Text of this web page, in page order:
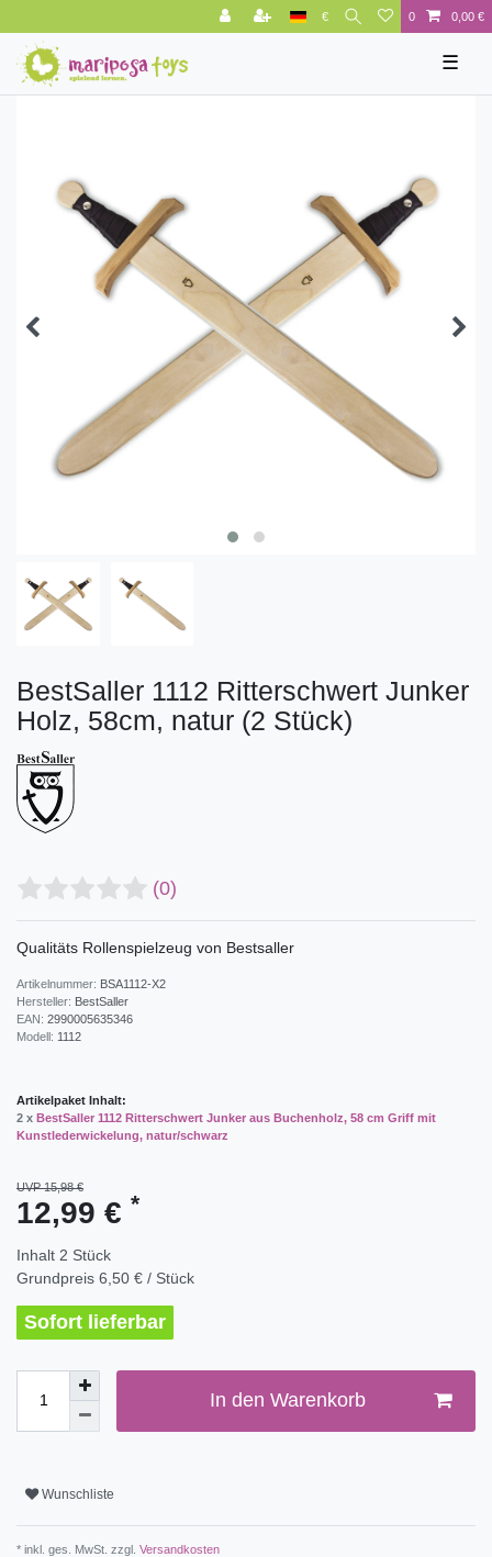
€ 0 0,00 €
☰
BestSaller 1112 Ritterschwert Junker
Holz, 58cm, natur (2 Stück)
(0)
Qualitäts Rollenspielzeug von Bestsaller
Artikelnummer: BSA1112-X2
Hersteller: BestSaller
EAN: 2990005635346
Modell: 1112
Artikelpaket Inhalt:
2 x BestSaller 1112 Ritterschwert Junker aus Buchenholz, 58 cm Griff mit
Kunstlederwickelung, natur/schwarz
UVP 15,98 €
12,99 € *
Inhalt 2 Stück
Grundpreis 6,50 € / Stück
Sofort lieferbar
In den Warenkorb
Wunschliste
* inkl. ges. MwSt. zzgl. Versandkosten